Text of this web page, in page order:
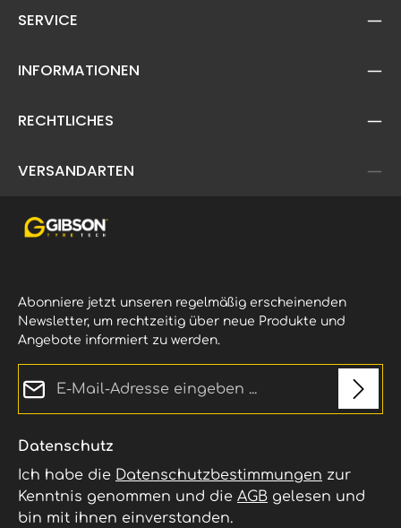
SERVICE
INFORMATIONEN
RECHTLICHES
VERSANDARTEN
Abonniere jetzt unseren regelmäßig erscheinenden
Newsletter, um rechtzeitig über neue Produkte und
Angebote informiert zu werden.
Datenschutz
Ich habe die Datenschutzbestimmungen zur
Kenntnis genommen und die AGB gelesen und
bin mit ihnen einverstanden.